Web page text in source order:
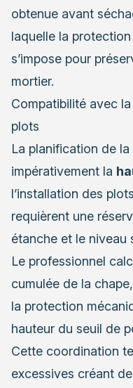
obtenue avant
laquelle la
s’impose pour
mortier.
Compatibilité avec
plots
La planification de
impérativement la
l’installation des
requièrent une
étanche et le niveau
Le professionnel
cumulée de la
la protection
hauteur du seuil de
Cette coordination
excessives créant